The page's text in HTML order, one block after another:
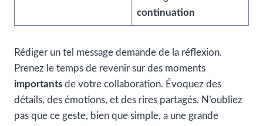
continuation
Rédiger un tel message demande de la réflexion.
Prenez le temps de revenir sur des moments
importants de votre collaboration. Évoquez des
détails, des émotions, et des rires partagés. N’oubliez
pas que ce geste, bien que simple, a une grande